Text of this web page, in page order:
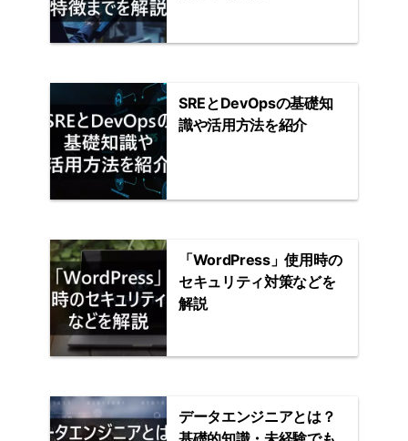
SREとDevOpsの基礎知
識や活用方法を紹介
「WordPress」使用時の
セキュリティ対策などを
解説
データエンジニアとは？